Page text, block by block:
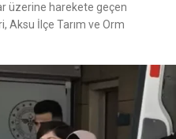
üzerine harekete geçen
Aksu İlçe Tarım ve Orm